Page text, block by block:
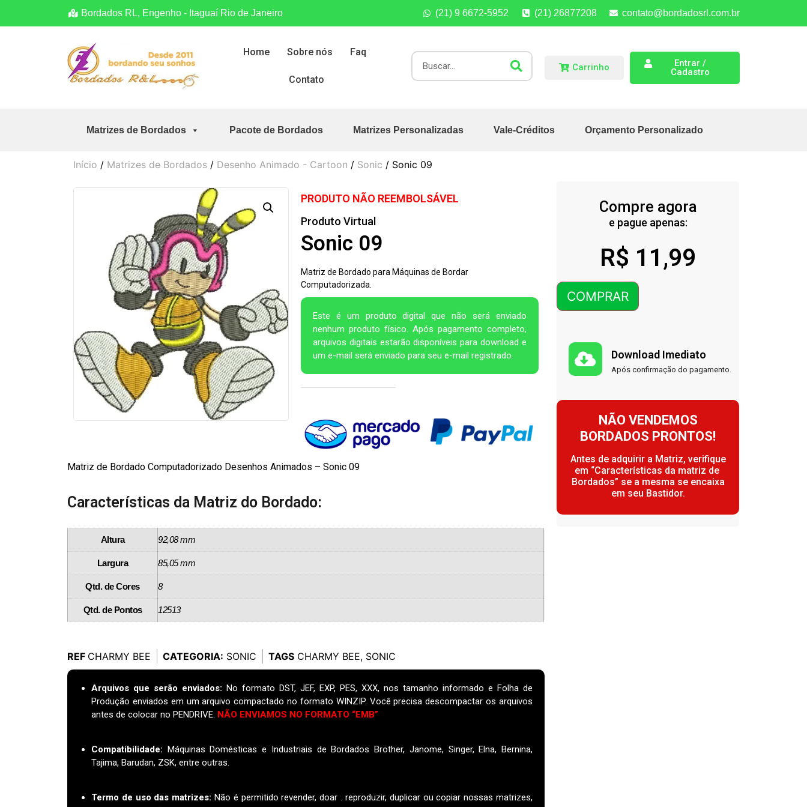
Bordados RL, Engenho - Itaguaí Rio de Janeiro (21) 9 6672-5952 (21) 26877208 contato@bordadosrl.com.br
Home Sobre nós Faq
Contato
Carrinho
Entrar /
Cadastro
Matrizes de Bordados Pacote de Bordados Matrizes Personalizadas Vale-Créditos Orçamento Personalizado
Início / Matrizes de Bordados / Desenho Animado - Cartoon / Sonic / Sonic 09
PRODUTO NÃO REEMBOLSÁVEL
Produto Virtual
Sonic 09
Matriz de Bordado para Máquinas de Bordar
Computadorizada.
Este é um produto digital que não será enviado
nenhum produto físico. Após pagamento completo,
arquivos digitais estarão disponíveis para download e
um e-mail será enviado para seu e-mail registrado.
Matriz de Bordado Computadorizado Desenhos Animados – Sonic 09
Características da Matriz do Bordado:
Altura 92,08 mm
Largura 85,05 mm
Qtd. de Cores 8
Qtd. de Pontos 12513
REF CHARMY BEE CATEGORIA: SONIC TAGS CHARMY BEE, SONIC
Arquivos que serão enviados: No formato DST, JEF, EXP, PES, XXX, nos tamanho informado e Folha de
Produção enviados em um arquivo compactado no formato WINZIP. Você precisa descompactar os arquivos
antes de colocar no PENDRIVE. NÃO ENVIAMOS NO FORMATO “EMB”
Compatibilidade: Máquinas Domésticas e Industriais de Bordados Brother, Janome, Singer, Elna, Bernina,
Tajima, Barudan, ZSK, entre outras.
Termo de uso das matrizes: Não é permitido revender, doar . reproduzir, duplicar ou copiar nossas matrizes,
Compre agora
e pague apenas:
R$ 11,99
COMPRAR
Download Imediato
Após confirmação do pagamento.
NÃO VENDEMOS
BORDADOS PRONTOS!
Antes de adquirir a Matriz, verifique
em “Características da matriz de
Bordados” se a mesma se encaixa
em seu Bastidor.